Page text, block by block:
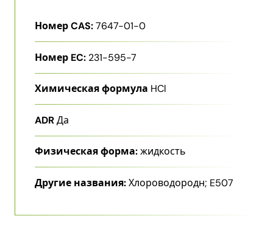
Номер CAS:7647-01-0
Номер EC: 231-595-7
Химическая формула HCl
ADRДа
Физическая форма:жидкость
Другие названия:Хлороводородн; E507